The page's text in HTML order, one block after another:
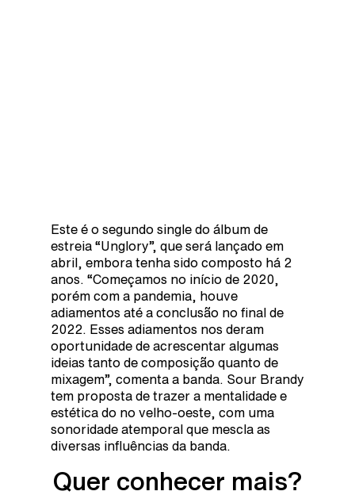
Este é o segundo single do álbum de
estreia “Unglory”, que será lançado em
abril, embora tenha sido composto há 2
anos. “Começamos no início de 2020,
porém com a pandemia, houve
adiamentos até a conclusão no final de
2022. Esses adiamentos nos deram
oportunidade de acrescentar algumas
ideias tanto de composição quanto de
mixagem”, comenta a banda. Sour Brandy
tem proposta de trazer a mentalidade e
estética do no velho-oeste, com uma
sonoridade atemporal que mescla as
diversas influências da banda.
Quer conhecer mais?